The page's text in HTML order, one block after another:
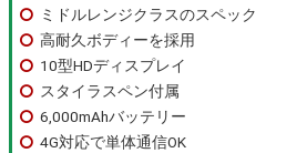
ミドルレンジクラスのスペック
高耐久ボディーを採用
10型HDディスプレイ
スタイラスペン付属
6,000mAhバッテリー
4G対応で単体通信OK